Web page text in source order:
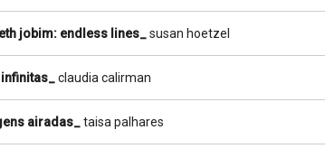
jobim: endless lines_ susan hoetzel
claudia calirman
airadas_ taisa palhares